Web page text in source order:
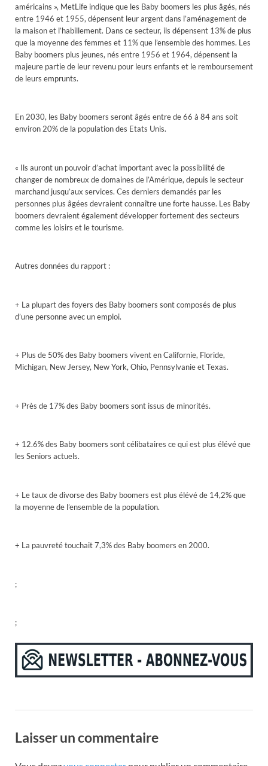
américains », MetLife indique que les Baby boomers les plus âgés, nés
entre 1946 et 1955, dépensent leur argent dans l’aménagement de
la maison et l’habillement. Dans ce secteur, ils dépensent 13% de plus
que la moyenne des femmes et 11% que l’ensemble des hommes. Les
Baby boomers plus jeunes, nés entre 1956 et 1964, dépensent la
majeure partie de leur revenu pour leurs enfants et le remboursement
de leurs emprunts.
En 2030, les Baby boomers seront âgés entre de 66 à 84 ans soit
environ 20% de la population des Etats Unis.
« Ils auront un pouvoir d’achat important avec la possibilité de
changer de nombreux de domaines de l’Amérique, depuis le secteur
marchand jusqu’aux services. Ces derniers demandés par les
personnes plus âgées devraient connaître une forte hausse. Les Baby
boomers devraient également développer fortement des secteurs
comme les loisirs et le tourisme.
Autres données du rapport :
+ La plupart des foyers des Baby boomers sont composés de plus
d’une personne avec un emploi.
+ Plus de 50% des Baby boomers vivent en Californie, Floride,
Michigan, New Jersey, New York, Ohio, Pennsylvanie et Texas.
+ Près de 17% des Baby boomers sont issus de minorités.
+ 12.6% des Baby boomers sont célibataires ce qui est plus élévé que
les Seniors actuels.
+ Le taux de divorse des Baby boomers est plus élévé de 14,2% que
la moyenne de l’ensemble de la population.
+ La pauvreté touchait 7,3% des Baby boomers en 2000.
;
;
Laisser un commentaire